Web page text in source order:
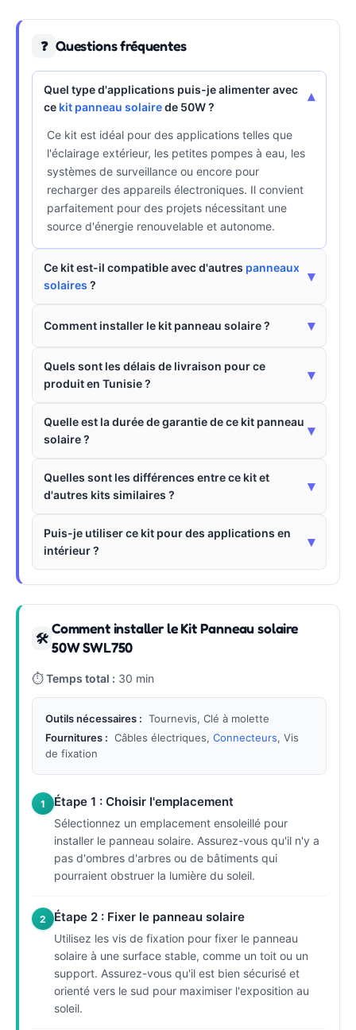
❓ Questions fréquentes
Quel type d'applications puis-je alimenter avec
ce kit panneau solairede 50W ? ▾
Ce kit est idéal pour des applications telles que
l'éclairage extérieur, les petites pompes à eau, les
systèmes de surveillance ou encore pour
recharger des appareils électroniques. Il convient
parfaitement pour des projets nécessitant une
source d'énergie renouvelable et autonome.
Ce kit est-il compatible avec d'autres panneaux
solaires ?
▾
Comment installer le kit panneau solaire ? ▾
Quels sont les délais de livraison pour ce
produit en Tunisie ?
▾
Quelle est la durée de garantie de ce kit panneau
solaire ?
▾
Quelles sont les différences entre ce kit et
d'autres kits similaires ?
▾
Puis-je utiliser ce kit pour des applications en
intérieur ?
▾
🛠
Comment installer le Kit Panneau solaire
50W SWL750
⏱Temps total : 30 min
Outils nécessaires : Tournevis, Clé à molette
Fournitures : Câbles électriques, Connecteurs, Vis
de fixation
1 Étape 1 : Choisir l'emplacement
Sélectionnez un emplacement ensoleillé pour
installer le panneau solaire. Assurez-vous qu'il n'y a
pas d'ombres d'arbres ou de bâtiments qui
pourraient obstruer la lumière du soleil.
2 Étape 2 : Fixer le panneau solaire
Utilisez les vis de fixation pour fixer le panneau
solaire à une surface stable, comme un toit ou un
support. Assurez-vous qu'il est bien sécurisé et
orienté vers le sud pour maximiser l'exposition au
soleil.